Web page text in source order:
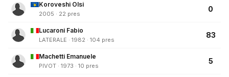
Koroveshi Olsi
2005 · 22 pres
0
Lucaroni Fabio
LATERALE · 1982 · 104 pres
83
Machetti Emanuele
PIVOT · 1973 · 10 pres
5